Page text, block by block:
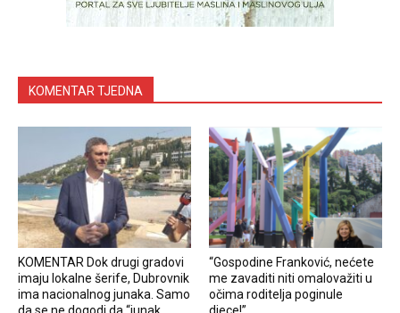
KOMENTAR TJEDNA
KOMENTAR Dok drugi gradovi
imaju lokalne šerife, Dubrovnik
ima nacionalnog junaka. Samo
“Gospodine Franković, nećete
me zavaditi niti omalovažiti u
očima roditelja poginule